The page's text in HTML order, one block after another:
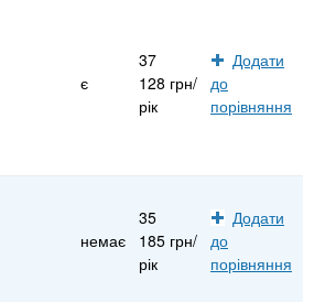
є
37
128 грн/
рік
Додати
до
порівняння
немає
35
185 грн/
рік
Додати
до
порівняння